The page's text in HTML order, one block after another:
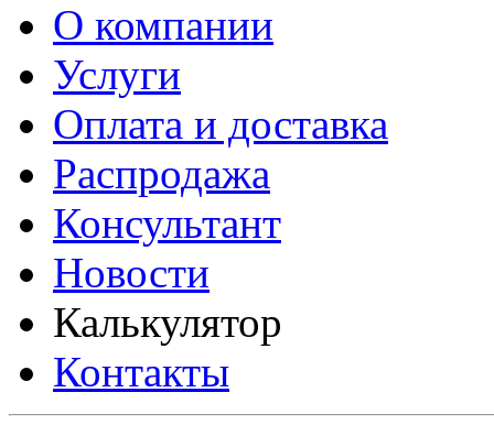
О компании
Услуги
Оплата и доставка
Распродажа
Консультант
Новости
Калькулятор
Контакты